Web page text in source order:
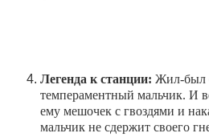
Легенда к станции: Жил-был
темпераментный мальчик. И
ему мешочек с гвоздями и
мальчик не сдержит своего